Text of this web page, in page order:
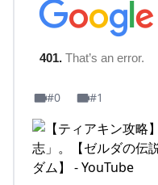
#0 #1